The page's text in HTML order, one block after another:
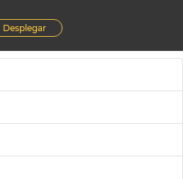
Desplegar